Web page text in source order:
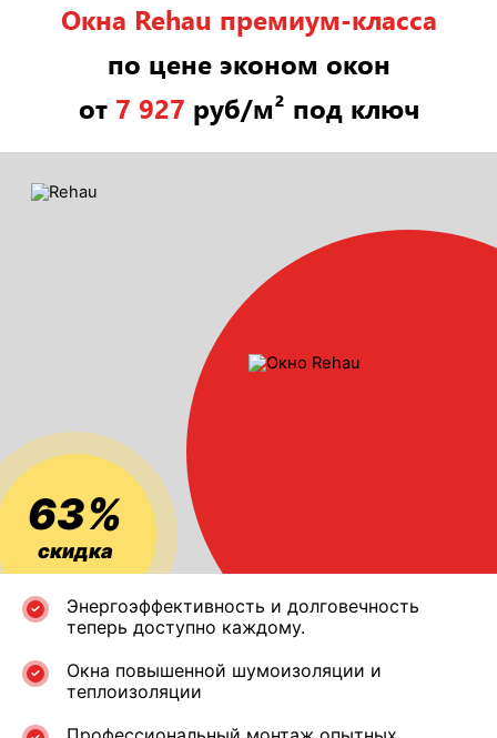
Окна Rehau премиум-класса
по цене эконом окон
от 7 927 руб/м² под ключ
63%
скидка
Энергоэффективность и долговечность
теперь доступно каждому.
Окна повышенной шумоизоляции и
теплоизоляции